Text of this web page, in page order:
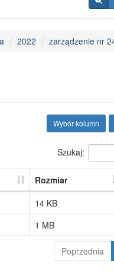
2022 zarządzenie nr
Wybór kolumn
Szukaj:
Rozmiar
14 KB
1 MB
Poprzednia